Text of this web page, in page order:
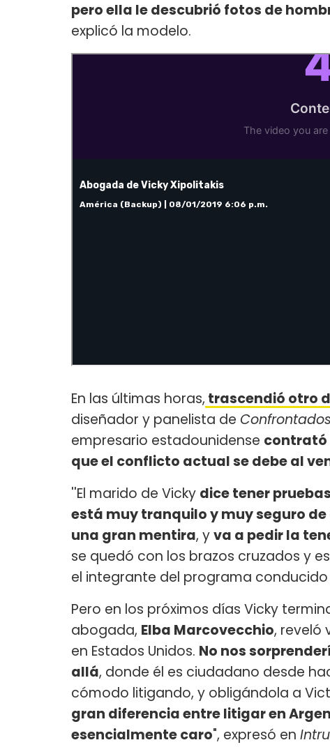
pero ella le descubrió fotos de
explicó la modelo.
En las últimas horas, trascendió otro
diseñador y panelista de Confrontados
empresario estadounidense contrató
que el conflicto actual se debe al
''El marido de Vicky dice tener
está muy tranquilo y muy seguro
una gran mentira, yva a pedir la
se quedó con los brazos cruzados y
el integrante del programa
Pero en los próximos días Vicky
abogada, Elba Marcovecchio, reveló
en Estados Unidos. No nos
allá, donde él es ciudadano desde
cómodo litigando, y obligándola a
gran diferencia entre litigar en
esencialmente caro", expresó en